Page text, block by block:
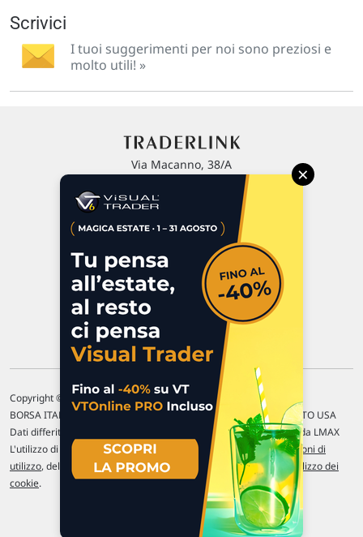
Scrivici
I tuoi suggerimenti per noi sono preziosi e
molto utili! »
Via Macanno, 38/A
P.IVA 02 452 460 401
Commenti e segnalazioni
Contattaci
Copyright © 1996-2026 Traderlink Italia s.r.l.
BORSA ITALIANA Quotazioni di borsa differite di 15 min. / MERCATO USA
Dati differiti di 15 min. (fonte Intrinio) / FOREX Quotazioni fornite da LMAX
L'utilizzo di questo sito implica l'accettazione delle nostre Condizioni di
utilizzo, del Disclaimer MAR, dellePolitiche sulla privacye dell' Utilizzo dei
cookie.
×